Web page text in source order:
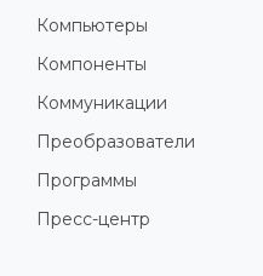
Компьютеры
Компоненты
Коммуникации
Преобразователи
Программы
Пресс-центр